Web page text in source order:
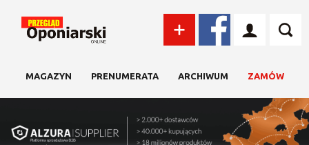
MAGAZYN PRENUMERATA ARCHIWUM ZAMÓW